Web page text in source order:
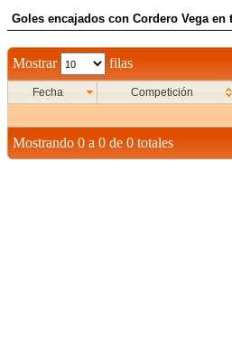
Goles encajados con Cordero Vega
Mostrar filas
Fecha Competición
Mostrando 0 a 0 de 0 totales